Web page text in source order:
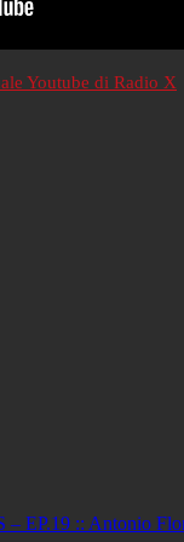
Youtube di Radio X
EP.19 :: Antonio